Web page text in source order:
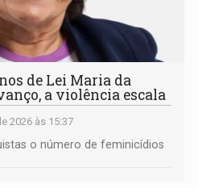
de Lei Maria da
a violência escala
2026 às 15:37
o número de feminicídios